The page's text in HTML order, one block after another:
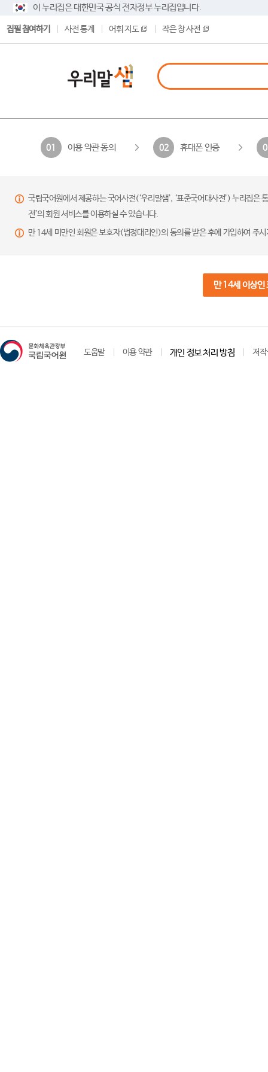
이 누리집은 대한민국 공식 전자정부 누리집입니다.
집필 참여하기 사전 통계 어휘 지도 작은 창 사전
01 이용 약관 동의 02 휴대폰 인증
국립국어원에서 제공하는 국어사전(‘우리말샘’, ‘표준국어대사전’) 누리집
전’의 회원 서비스를 이용하실 수 있습니다.
만 14세 미만인 회원은 보호자(법정대리인)의 동의를 받은 후에 가입하여 주
만 14세 이상인
도움말 이용 약관 개인 정보 처리 방침 저